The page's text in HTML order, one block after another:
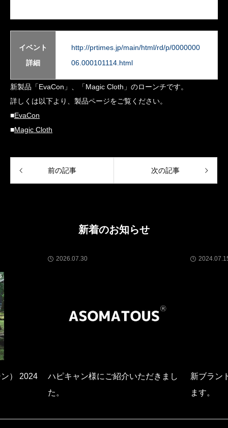
イベント
詳細
http://prtimes.jp/main/html/rd/p/0000000
06.000101114.html
新製品「EvaCon」、「Magic Cloth」のローンチです。
詳しくは以下より、製品ページをご覧ください。
■EvaCon
■Magic Cloth
前の記事 次の記事
新着のお知らせ
） 2024
2026.07.30
ハピキャン様にご紹介いただきまし
た。
新ブラン
ます。